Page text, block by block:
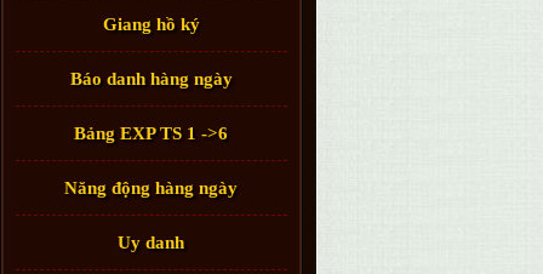
Giang hồ ký
Báo danh hàng ngày
Bảng EXP TS 1 ->6
Năng động hàng ngày
Uy danh